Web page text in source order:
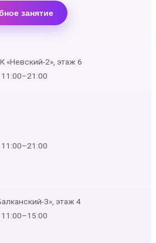
занятие
«Невский-2», этаж 6
3», этаж 4